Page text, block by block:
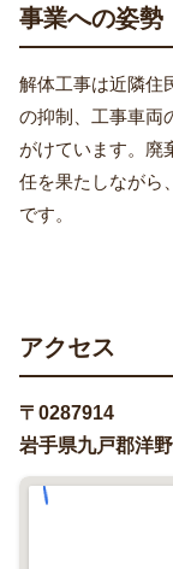
事業への姿勢
解体工事は近隣住
の抑制、工事車両
がけています。廃
任を果たしながら
です。
アクセス
〒0287914
岩手県九戸郡洋